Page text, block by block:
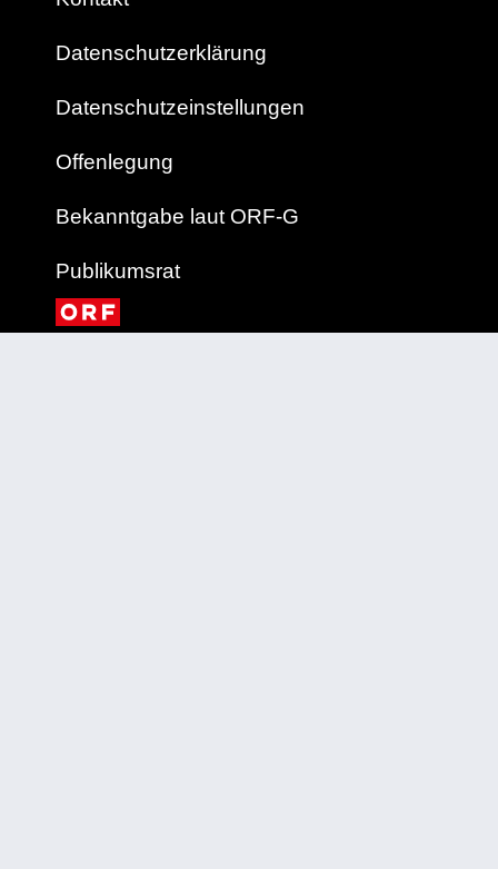
Datenschutzerklärung
Datenschutzeinstellungen
Offenlegung
Bekanntgabe laut ORF-G
Publikumsrat